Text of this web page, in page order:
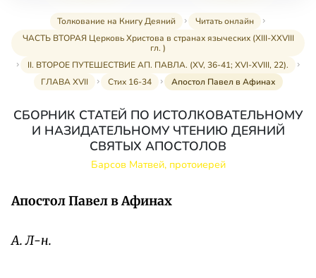
Толкование на Книгу Деяний
Читать онлайн
ЧАСТЬ ВТОРАЯ Церковь Христова в странах языческих (XIII-XXVIII
гл. )
II. ВТОРОЕ ПУТЕШЕСТВИЕ АП. ПАВЛА. (XV, 36-41; XVI-XVIII, 22).
ГЛАВА XVII
Стих 16-34 Апостол Павел в Афинах
СБОРНИК СТАТЕЙ ПО ИСТОЛКОВАТЕЛЬНОМУ
И НАЗИДАТЕЛЬНОМУ ЧТЕНИЮ ДЕЯНИЙ
СВЯТЫХ АПОСТОЛОВ
Барсов Матвей, протоиерей
Апостол Павел в Афинах
А. Л-н.